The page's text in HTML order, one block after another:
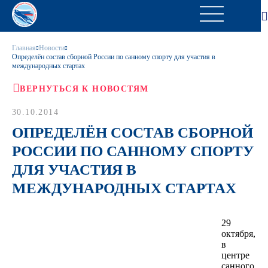
Главная Новости
Определён состав сборной России по санному спорту для участия в
международных стартах
ВЕРНУТЬСЯ К НОВОСТЯМ
30.10.2014
ОПРЕДЕЛЁН СОСТАВ СБОРНОЙ
РОССИИ ПО САННОМУ СПОРТУ
ДЛЯ УЧАСТИЯ В
МЕЖДУНАРОДНЫХ СТАРТАХ
29
октября,
в
центре
санного